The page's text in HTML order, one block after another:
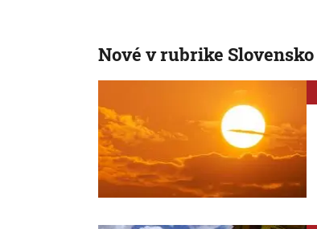
Nové v rubrike Slovensko